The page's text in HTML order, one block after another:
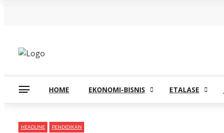
HOME EKONOMI-BISNIS ETALASE
HEADLINE PENDIDIKAN